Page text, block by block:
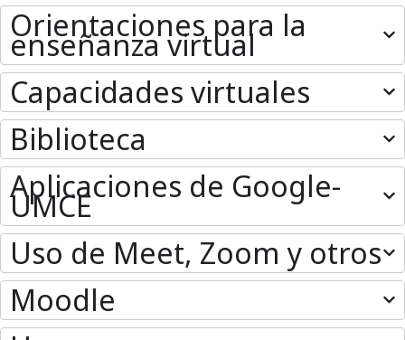
Orientaciones para la
enseñanza virtual
Capacidades virtuales
Biblioteca
Aplicaciones de Google-
UMCE
Uso de Meet, Zoom y otros
Moodle